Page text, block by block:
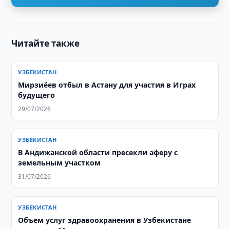
Читайте также
УЗБЕКИСТАН
Мирзиёев отбыл в Астану для участия в Играх
будущего
29/07/2026
УЗБЕКИСТАН
В Андижанской области пресекли аферу с
земельным участком
31/07/2026
УЗБЕКИСТАН
​​​​​​​Объем услуг здравоохранения в Узбекистане